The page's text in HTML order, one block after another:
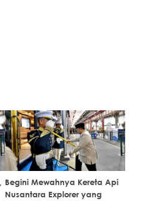
Begini Mewahnya Kereta Api
Nusantara Explorer yang